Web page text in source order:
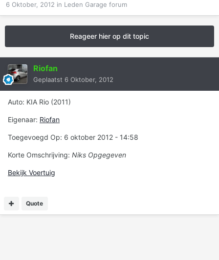
6 Oktober, 2012 in Leden Garage forum
Reageer hier op dit topic
Riofan
Geplaatst 6 Oktober, 2012
Auto: KIA Rio (2011)
Eigenaar: Riofan
Toegevoegd Op: 6 oktober 2012 - 14:58
Korte Omschrijving: Niks Opgegeven
Bekijk Voertuig
Quote